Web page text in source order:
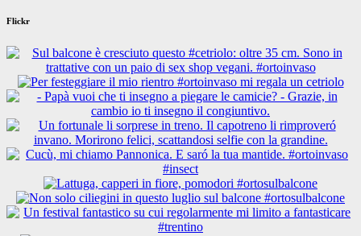
Flickr